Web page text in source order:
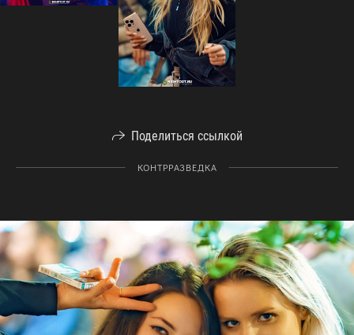
Поделиться ссылкой
КОНТРРАЗВЕДКА